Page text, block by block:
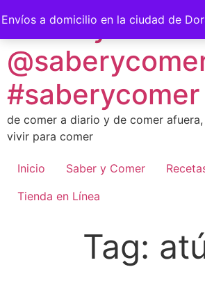
Envíos a domicilio en la ciudad de
to
content
Saber y
#saberycomer
de comer a diario y de comer
vivir para comer
Inicio Saber y Comer
Tienda en Línea
Tag: